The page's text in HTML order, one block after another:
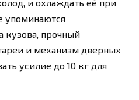
и охлаждать её при
упоминаются
кузова, прочный
и механизм дверных
усилие до 10 кг для